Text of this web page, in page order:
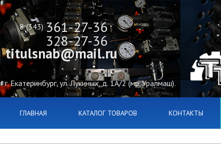
8 (343) 361-27-36
г. Екатеринбург, ул. Лукиных, д. 1А/2 (мр. Уралмаш)
328-27-36
titulsnab@mail.ru
ГЛАВНАЯ КАТАЛОГ ТОВАРОВ КОНТАКТЫ